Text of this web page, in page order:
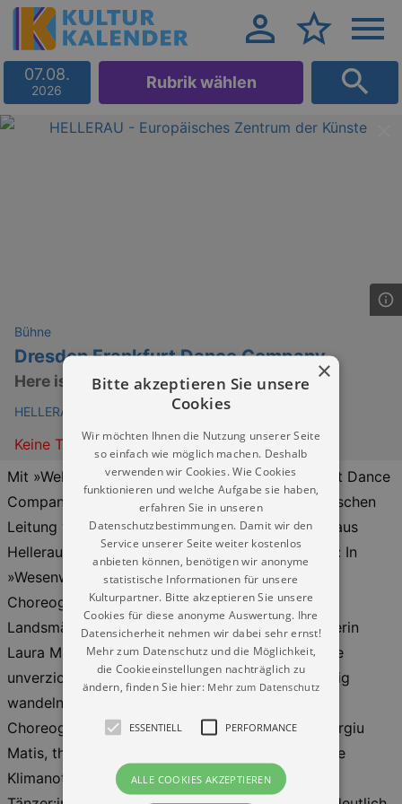
07.08.
2026 Rubrik wählen
Bühne
Dresden Frankfurt Dance Company
Here is There
HELLERAU - Europäisches Zentrum der Künste
Keine Termine
Mit »Welcome« präsentiert die Dresden Frankfurt Dance
Company – seit dieser Saison unter der künstlerischen
Leitung von Ioannis Mandafounis – im Festspielhaus
Hellerau ein spannungsreiches Doppelprogramm: In
»Wesenwelt« beschäftigen sich die norwegische
Choreografin Kristin Ryg Helgebostad und ihre
Landsmännin, die Komponistin und Glockenspielerin
Laura Marie Rueslåtten, damit, wie jede:r Einzelne
unverzichtbarer Teil eines komplexen, sich ständig
wandelnden Ganzen ist. »Warpscapes«, in der
Choreografie des in Berlin lebenden Rumänen Sergiu
Matis, thematisiert aktuell bewegende Fragen wie
Klimanotstand und Verlust der Biodiversität. Die
×
Bitte akzeptieren Sie unsere
Cookies
Wir möchten Ihnen die Nutzung unserer Seite
so einfach wie möglich machen. Deshalb
verwenden wir Cookies. Wie Cookies
funktionieren und welche Aufgabe sie haben,
erfahren Sie in unseren
Datenschutzbestimmungen. Damit wir den
Service unserer Seite weiter kostenlos
anbieten können, benötigen wir anonyme
statistische Informationen für unsere
Kulturpartner. Bitte akzeptieren Sie unsere
Cookies für diese anonyme Auswertung. Ihre
Datensicherheit nehmen wir dabei sehr ernst!
Mehr zum Datenschutz und die Möglichkeit,
die Cookieeinstellungen nachträglich zu
ändern, finden Sie hier: Mehr zum Datenschutz
ESSENTIELL PERFORMANCE
ALLE COOKIES AKZEPTIEREN